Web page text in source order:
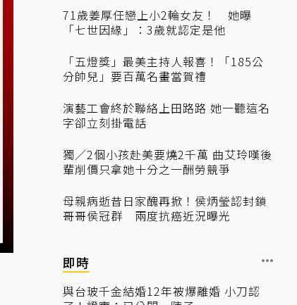
71歲姜厚任戀上小2輪女友！ 她曝
「七世因緣」：3歲就認定是他
「五燈獎」最美主持人報喜！「185公
分帥兒」要百萬名畫當賀禮
演藝工會終於聯絡上田路路 她一聽這名
字卻立刻掛電話
獨／2個小孩赴美要燒2千萬 曲艾玲嘆後
輩削價只拿她十分之一酬勞競爭
母親病逝昔日家醜再掀！侯炳瑩認封鎖
哥哥侯冠群 兩度抗癌近況曝光
即時
與台玻千金結婚12年被爆離婚 小刀認